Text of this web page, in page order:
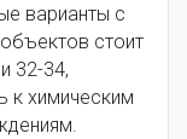
варианты с
стоит
32-34,
к химическим